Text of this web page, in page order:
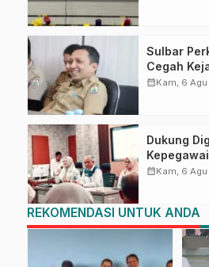
Sulbar
Cegah
Scamming
calendar_monthKam, 6
Dukung
Sulbar
calendar_monthKam, 6
REKOMENDASI UNTUK ANDA